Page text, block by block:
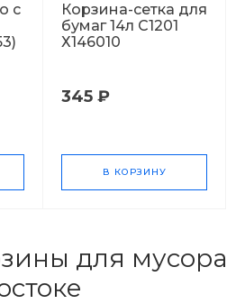
с
Корзина-сетка для
бумаг 14л C1201
Х146010
345 ₽
В КОРЗИНУ
для мусора